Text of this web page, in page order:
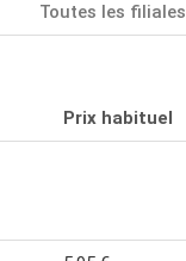
Toutes les filiales
Prix habituel